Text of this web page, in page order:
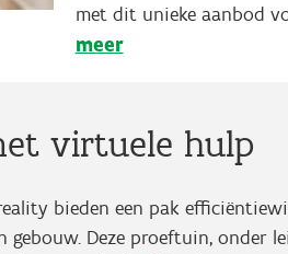
met dit unieke aanbod
meer
virtuele hulp
bieden een pak
gebouw. Deze proeftuin, onder